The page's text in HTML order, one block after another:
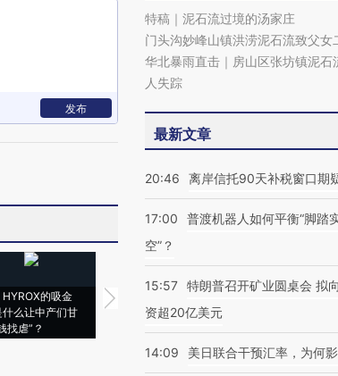
发布
的吸金
什么让中产们甘
找虐”？
马航飞行员跨国走私7万
粒摇头丸 尿检体内含3种
视线｜被称为“蟑
特稿｜泥石流过境的汤家庄
门头沟妙峰山镇洪涝泥石流致父女
华北暴雨直击｜房山区张坊镇泥石
人失踪
最新文章
20:46 离岸信托90天补税窗口期
17:00
普渡机器人如何平衡“脚踏
空”？
15:57 特朗普召开矿业圆桌会 拟
资超20亿美元
14:09 美日联合干预汇率，为何